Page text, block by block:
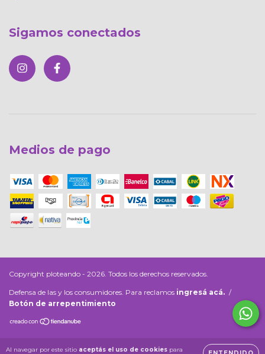
Al navegar por este sitio aceptás el uso de cookies para
Sigamos conectados
Medios de pago
Copyright ploteando - 2026. Todos los derechos reservados.
Defensa de las y los consumidores. Para reclamos ingresá acá. /
Botón de arrepentimiento